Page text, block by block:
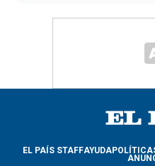
EL PAÍS STAFFAYUDA